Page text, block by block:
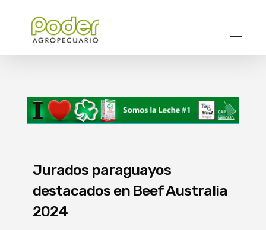
Jurados paraguayos
destacados en Beef Australia
2024